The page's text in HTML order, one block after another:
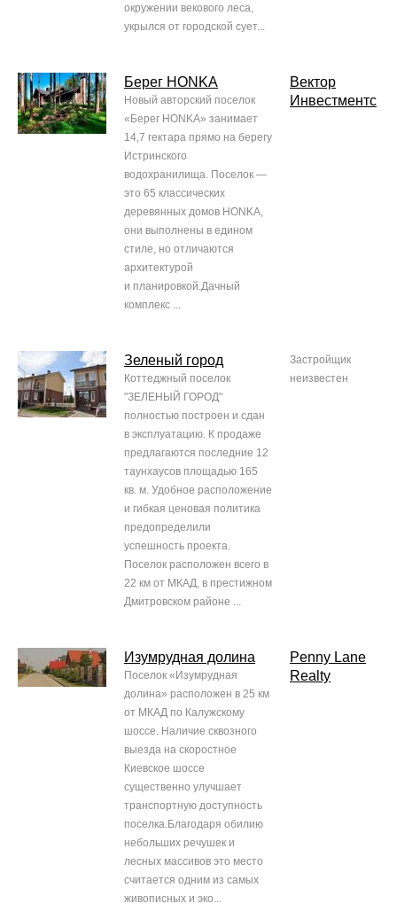
окружении векового леса,
укрылся от городской сует...
Берег HONKA
Новый авторский поселок
«Берег HONKA» занимает
14,7 гектара прямо на берегу
Истринского
водохранилища. Поселок —
это 65 классических
деревянных домов HONKA,
они выполнены в едином
стиле, но отличаются
архитектурой
и планировкой.Дачный
комплекс ...
Вектор
Инвестментс
Зеленый город
Коттеджный поселок
"ЗЕЛЕНЫЙ ГОРОД"
полностью построен и сдан
в эксплуатацию. К продаже
предлагаются последние 12
таунхаусов площадью 165
кв. м. Удобное расположение
и гибкая ценовая политика
предопределили
успешность проекта.
Поселок расположен всего в
22 км от МКАД, в престижном
Дмитровском районе ...
Застройщик
неизвестен
Изумрудная долина
Поселок «Изумрудная
долина» расположен в 25 км
от МКАД по Калужскому
шоссе. Наличие сквозного
выезда на скоростное
Киевское шоссе
существенно улучшает
транспортную доступность
поселка.Благодаря обилию
небольших речушек и
лесных массивов это место
считается одним из самых
живописных и эко...
Penny Lane
Realty